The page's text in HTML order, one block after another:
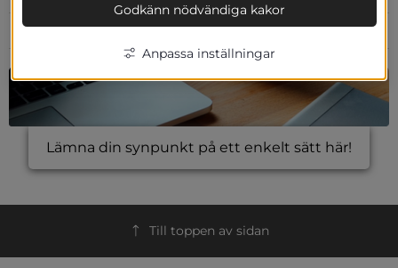
Uppdaterad:2024-03-11
Lämna din synpunkt på ett enkelt sätt här!
Till toppen av sidan
Godkänn nödvändiga kakor
Anpassa inställningar